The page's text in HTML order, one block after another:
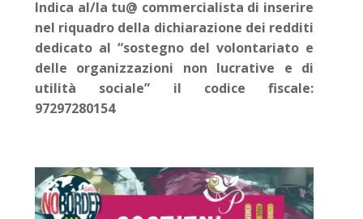
Indica al/la tu@ commercialista di inserire
nel riquadro della dichiarazione dei redditi
dedicato al “sostegno del volontariato e
delle organizzazioni non lucrative e di
utilità sociale” il codice fiscale:
97297280154